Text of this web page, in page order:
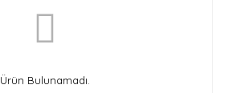
Ürün Bulunamadı.